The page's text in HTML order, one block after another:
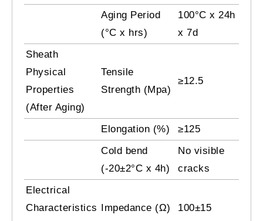
Aging Period
(°C x hrs)
100°C x 24h
x 7d
Sheath
Physical
Properties
(After Aging)
Tensile
Strength (Mpa)
≥12.5
Elongation (%)
≥125
Cold bend
(-20±2°C x 4h)
No visible
cracks
Electrical
Characteristics Impedance (Ω) 100±15